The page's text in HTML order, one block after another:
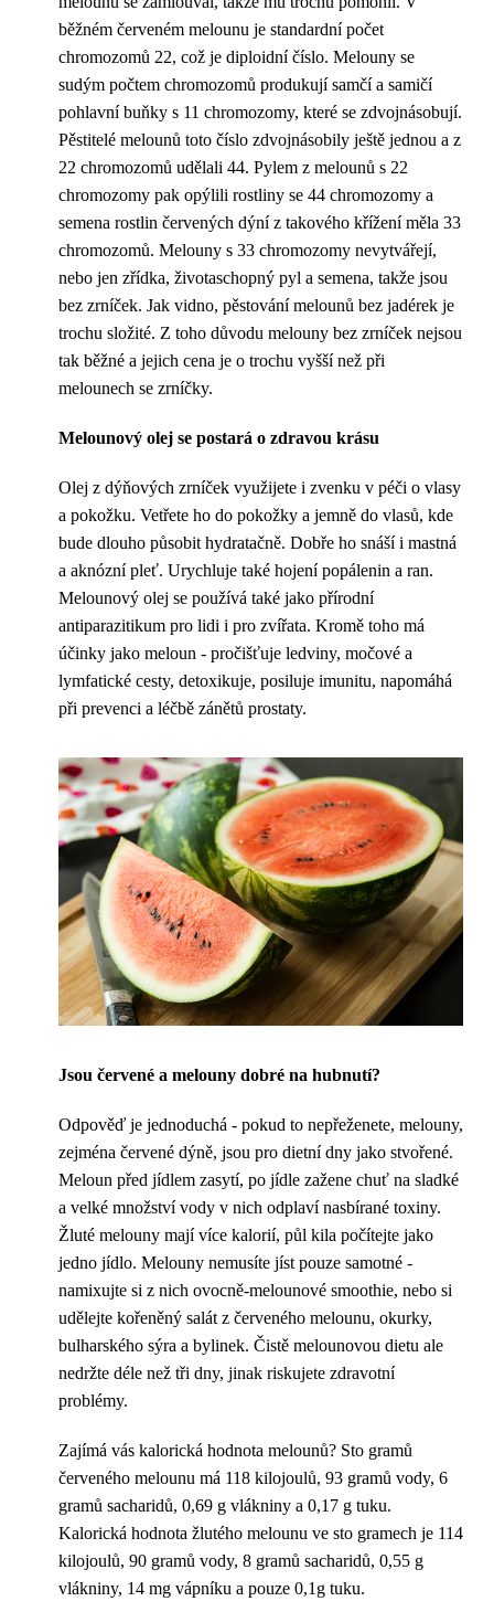
běžném červeném melounu je standardní počet
chromozomů 22, což je diploidní číslo. Melouny se
sudým počtem chromozomů produkují samčí a samičí
pohlavní buňky s 11 chromozomy, které se zdvojnásobují.
Pěstitelé melounů toto číslo zdvojnásobily ještě jednou a z
22 chromozomů udělali 44. Pylem z melounů s 22
chromozomy pak opýlili rostliny se 44 chromozomy a
semena rostlin červených dýní z takového křížení měla 33
chromozomů. Melouny s 33 chromozomy nevytvářejí,
nebo jen zřídka, životaschopný pyl a semena, takže jsou
bez zrníček. Jak vidno, pěstování melounů bez jadérek je
trochu složité. Z toho důvodu melouny bez zrníček nejsou
tak běžné a jejich cena je o trochu vyšší než při
melounech se zrníčky.
Melounový olej se postará o zdravou krásu
Olej z dýňových zrníček využijete i zvenku v péči o vlasy
a pokožku. Vetřete ho do pokožky a jemně do vlasů, kde
bude dlouho působit hydratačně. Dobře ho snáší i mastná
a aknózní pleť. Urychluje také hojení popálenin a ran.
Melounový olej se používá také jako přírodní
antiparazitikum pro lidi i pro zvířata. Kromě toho má
účinky jako meloun - pročišťuje ledviny, močové a
lymfatické cesty, detoxikuje, posiluje imunitu, napomáhá
při prevenci a léčbě zánětů prostaty.
Jsou červené a melouny dobré na hubnutí?
Odpověď je jednoduchá - pokud to nepřeženete, melouny,
zejména červené dýně, jsou pro dietní dny jako stvořené.
Meloun před jídlem zasytí, po jídle zažene chuť na sladké
a velké množství vody v nich odplaví nasbírané toxiny.
Žluté melouny mají více kalorií, půl kila počítejte jako
jedno jídlo. Melouny nemusíte jíst pouze samotné -
namixujte si z nich ovocně-melounové smoothie, nebo si
udělejte kořeněný salát z červeného melounu, okurky,
bulharského sýra a bylinek. Čistě melounovou dietu ale
nedržte déle než tři dny, jinak riskujete zdravotní
problémy.
Zajímá vás kalorická hodnota melounů? Sto gramů
červeného melounu má 118 kilojoulů, 93 gramů vody, 6
gramů sacharidů, 0,69 g vlákniny a 0,17 g tuku.
Kalorická hodnota žlutého melounu ve sto gramech je 114
kilojoulů, 90 gramů vody, 8 gramů sacharidů, 0,55 g
vlákniny, 14 mg vápníku a pouze 0,1g tuku.